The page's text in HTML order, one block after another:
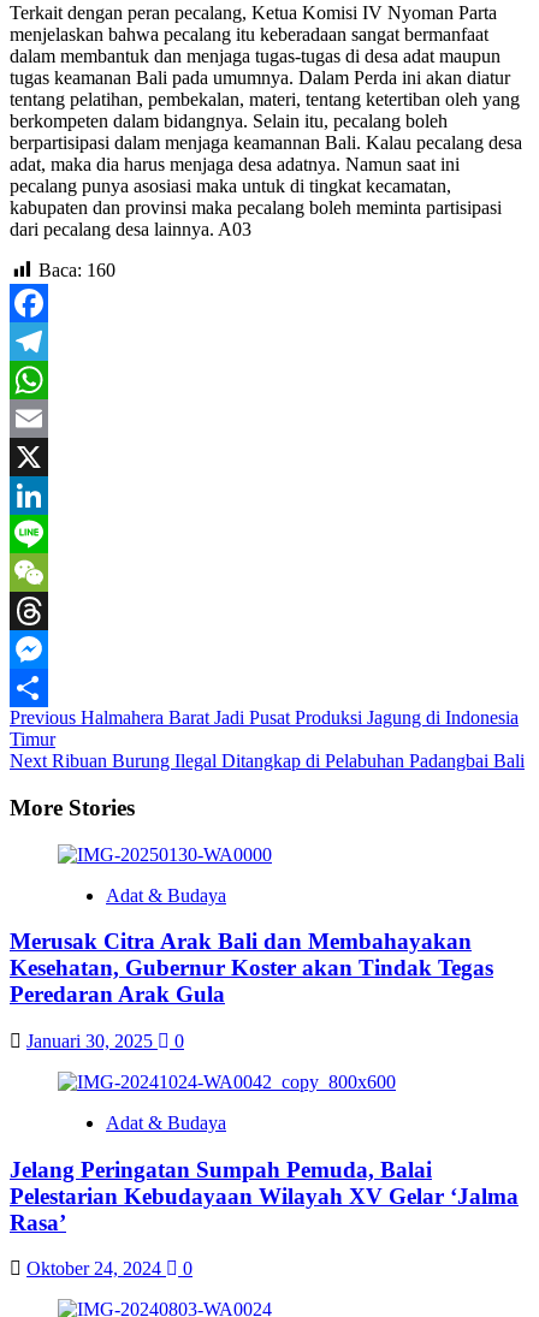
Terkait dengan peran pecalang, Ketua Komisi IV Nyoman Parta
menjelaskan bahwa pecalang itu keberadaan sangat bermanfaat
dalam membantuk dan menjaga tugas-tugas di desa adat maupun
tugas keamanan Bali pada umumnya. Dalam Perda ini akan diatur
tentang pelatihan, pembekalan, materi, tentang ketertiban oleh yang
berkompeten dalam bidangnya. Selain itu, pecalang boleh
berpartisipasi dalam menjaga keamannan Bali. Kalau pecalang desa
adat, maka dia harus menjaga desa adatnya. Namun saat ini
pecalang punya asosiasi maka untuk di tingkat kecamatan,
kabupaten dan provinsi maka pecalang boleh meminta partisipasi
dari pecalang desa lainnya. A03
Baca: 160
Facebook
Telegram
WhatsApp
Email
X
LinkedIn
Line
WeChat
Threads
Messenger
Share
Previous Halmahera Barat Jadi Pusat Produksi Jagung di Indonesia
Timur
Next Ribuan Burung Ilegal Ditangkap di Pelabuhan Padangbai Bali
More Stories
Adat & Budaya
Merusak Citra Arak Bali dan Membahayakan
Kesehatan, Gubernur Koster akan Tindak Tegas
Peredaran Arak Gula
Januari 30, 2025 0
Adat & Budaya
Jelang Peringatan Sumpah Pemuda, Balai
Pelestarian Kebudayaan Wilayah XV Gelar ‘Jalma
Rasa’
Oktober 24, 2024 0